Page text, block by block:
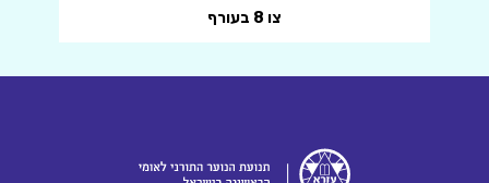
צו 8 בעורף